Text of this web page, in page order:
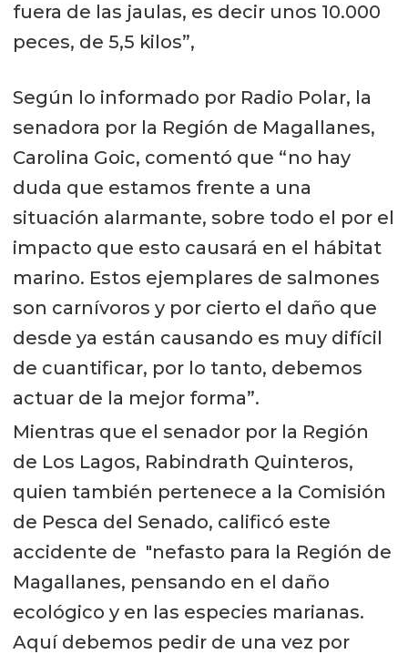
fuera de las jaulas, es decir unos 10.000
peces, de 5,5 kilos”,
Según lo informado por Radio Polar, la
senadora por la Región de Magallanes,
Carolina Goic, comentó que “no hay
duda que estamos frente a una
situación alarmante, sobre todo el por el
impacto que esto causará en el hábitat
marino. Estos ejemplares de salmones
son carnívoros y por cierto el daño que
desde ya están causando es muy difícil
de cuantificar, por lo tanto, debemos
actuar de la mejor forma”.
Mientras que el senador por la Región
de Los Lagos, Rabindrath Quinteros,
quien también pertenece a la Comisión
de Pesca del Senado, calificó este
accidente de "nefasto para la Región de
Magallanes, pensando en el daño
ecológico y en las especies marianas.
Aquí debemos pedir de una vez por